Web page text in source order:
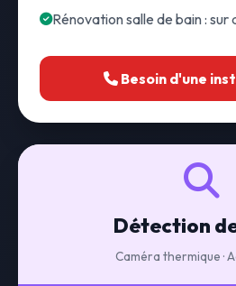
Rénovation salle de bain : sur
Besoin d'une
Détection
Caméra thermique ·